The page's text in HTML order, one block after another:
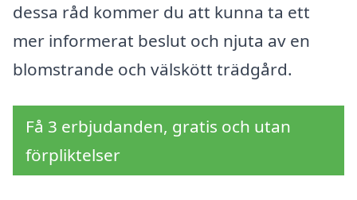
dessa råd kommer du att kunna ta ett
mer informerat beslut och njuta av en
blomstrande och välskött trädgård.
Få 3 erbjudanden, gratis och utan
förpliktelser